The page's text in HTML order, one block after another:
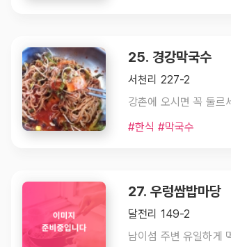
25. 경강막국수
서천리 227-2
강촌에 오시면 꼭 둘르
#한식 #막국수
27. 우렁쌈밥마당
달전리 149-2
남이섬 주변 유일하게